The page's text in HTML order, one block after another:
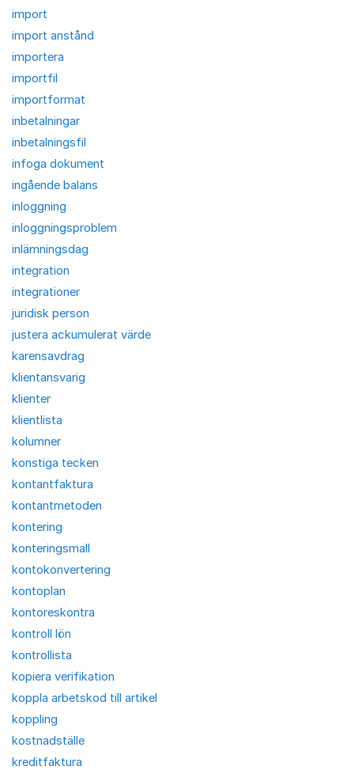
import
import anstånd
importera
importfil
importformat
inbetalningar
inbetalningsfil
infoga dokument
ingående balans
inloggning
inloggningsproblem
inlämningsdag
integration
integrationer
juridisk person
justera ackumulerat värde
karensavdrag
klientansvarig
klienter
klientlista
kolumner
konstiga tecken
kontantfaktura
kontantmetoden
kontering
konteringsmall
kontokonvertering
kontoplan
kontoreskontra
kontroll lön
kontrollista
kopiera verifikation
koppla arbetskod till artikel
koppling
kostnadställe
kreditfaktura